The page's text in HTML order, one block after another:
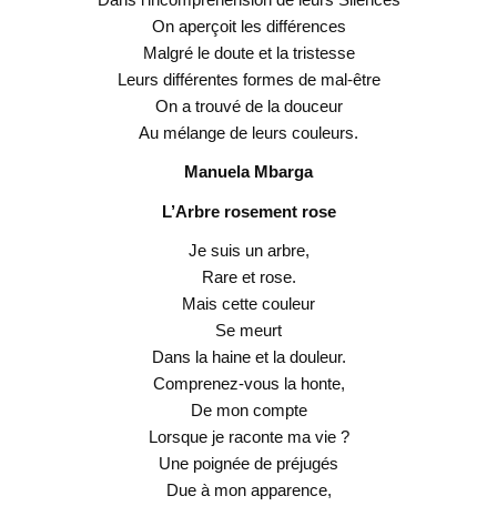
On aperçoit les différences
Malgré le doute et la tristesse
Leurs différentes formes de mal-être
On a trouvé de la douceur
Au mélange de leurs couleurs.
Manuela Mbarga
L’Arbre rosement rose
Je suis un arbre,
Rare et rose.
Mais cette couleur
Se meurt
Dans la haine et la douleur.
Comprenez-vous la honte,
De mon compte
Lorsque je raconte ma vie ?
Une poignée de préjugés
Due à mon apparence,